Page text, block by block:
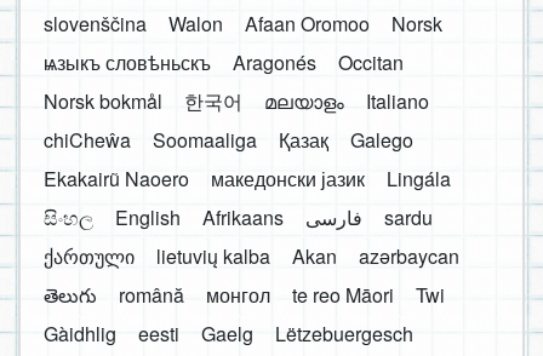
slovenščina
Walon Afaan Oromoo
Norsk
ѩзыкъ словѣньскъ
Aragonés
Occitan
Norsk bokmål
한국어 മലയാളം
Italiano
chiCheŵa
Soomaaliga Қазақ
Galego
Ekakairũ Naoero
македонски јазик
Lingála
සිංහල
English Afrikaans فارسی
sardu
ქართული
lietuvių kalba Akan
azərbaycan
తెలుగు
română монгол te reo Māori
Twi
Gàidhlig
eesti Gaelg
Lëtzebuergesch